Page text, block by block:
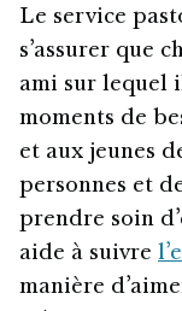
Le service
s’assurer que
ami sur lequel
moments de
et aux jeunes
personnes et
prendre soin
aide à suivre
manière